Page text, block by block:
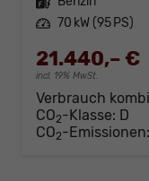
Leistung 70 kW (95 PS)
21.440,– €
incl. 19% MwSt.
Verbrauch
CO2-Klasse: D
CO2-Emissionen: